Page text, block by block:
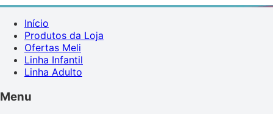
Início
Produtos da Loja
Ofertas Meli
Linha Infantil
Linha Adulto
Menu